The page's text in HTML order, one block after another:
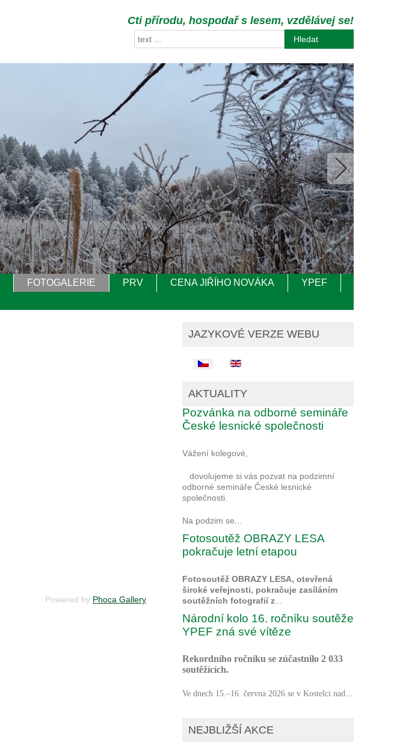
Cti přírodu, hospodař s lesem, vzdělávej se!
Hledat
FOTOGALERIE PRV CENA JIŘÍHO NOVÁKA
YPEF
Powered by Phoca Gallery
JAZYKOVÉ VERZE WEBU
AKTUALITY
Pozvánka na odborné semináře
České lesnické společnosti
Vážení kolegové,
dovolujeme si vás pozvat na podzimní
odborné semináře České lesnické
společnosti.
Na podzim se...
Fotosoutěž OBRAZY LESA
pokračuje letní etapou
Fotosoutěž OBRAZY LESA, otevřená
široké veřejnosti, pokračuje zasíláním
soutěžních fotografií z
Národní kolo 16. ročníku soutěže
YPEF zná své vítěze
Rekordního ročníku se zúčastnilo 2 033
soutěžících.
Ve dnech 15.–16. června 2026 se v Kostelci nad
NEJBLIŽŠÍ AKCE